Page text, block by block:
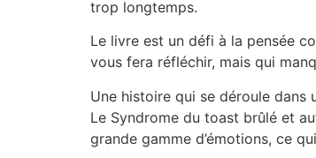
trop longtemps.
Le livre est un défi à la pensée
vous fera réfléchir, mais qui
Une histoire qui se déroule dans
Le Syndrome du toast brûlé et
grande gamme d’émotions, ce